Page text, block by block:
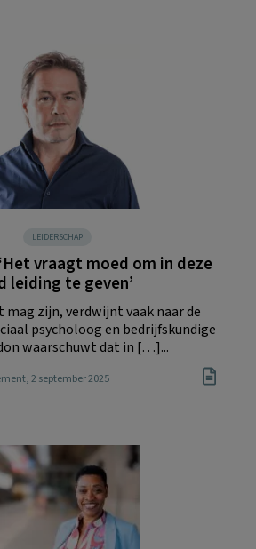
LEIDERSCHAP
vraagt moed om in deze
leiding te geven’
mag zijn, verdwijnt vaak naar de
psycholoog en bedrijfskundige
waarschuwt dat in […]...
, 2 september 2025